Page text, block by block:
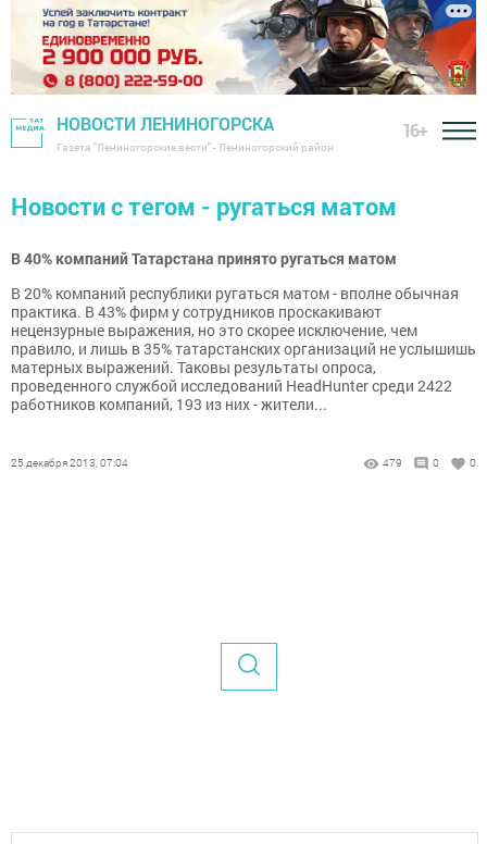
НОВОСТИ ЛЕНИНОГОРСКА
Газета "Лениногорские вести" - Лениногорский район
16+
Новости с тегом - ругаться матом
В 40% компаний Татарстана принято ругаться матом
В 20% компаний республики ругаться матом - вполне обычная
практика. В 43% фирм у сотрудников проскакивают
нецензурные выражения, но это скорее исключение, чем
правило, и лишь в 35% татарстанских организаций не услышишь
матерных выражений. Таковы результаты опроса,
проведенного службой исследований HeadHunter среди 2422
работников компаний, 193 из них - жители...
25 декабря 2013, 07:04 479 0 0